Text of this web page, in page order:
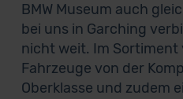
BMW Museum auch
bei uns in Garching
nicht weit. Im Sortiment
Fahrzeuge von der
Oberklasse und zudem